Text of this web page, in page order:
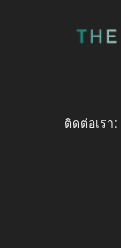
ติดต่อเรา: